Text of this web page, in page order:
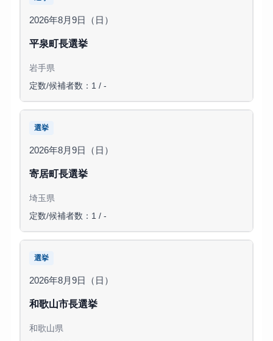
2026年8月9日（日）
平泉町長選挙
岩手県
定数/候補者数：1 / -
選挙
2026年8月9日（日）
寄居町長選挙
埼玉県
定数/候補者数：1 / -
選挙
2026年8月9日（日）
和歌山市長選挙
和歌山県